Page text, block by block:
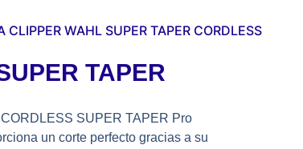
CLIPPER WAHL SUPER TAPER CORDLESS
TAPER
SUPER TAPER Pro
un corte perfecto gracias a su